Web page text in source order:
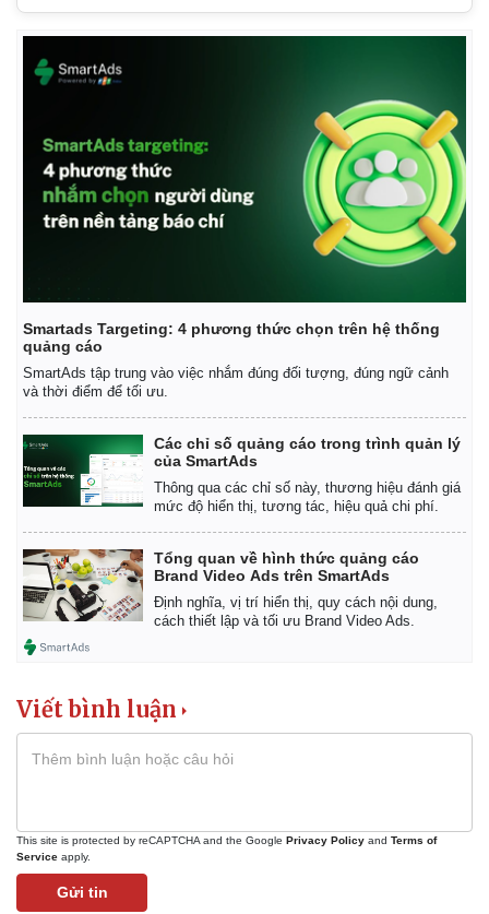
Smartads Targeting: 4 phương thức chọn trên hệ thống
quảng cáo
SmartAds tập trung vào việc nhắm đúng đối tượng, đúng ngữ cảnh
và thời điểm để tối ưu.
Các chỉ số quảng cáo trong trình quản lý
của SmartAds
Thông qua các chỉ số này, thương hiệu đánh giá
mức độ hiển thị, tương tác, hiệu quả chi phí.
Tổng quan về hình thức quảng cáo
Brand Video Ads trên SmartAds
Định nghĩa, vị trí hiển thị, quy cách nội dung,
cách thiết lập và tối ưu Brand Video Ads.
Viết bình luận
This site is protected by reCAPTCHA and the Google Privacy Policy and Terms of
Service apply.
Gửi tin